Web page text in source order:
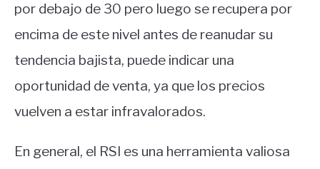
por debajo de 30 pero luego se recupera por
encima de este nivel antes de reanudar su
tendencia bajista, puede indicar una
oportunidad de venta, ya que los precios
vuelven a estar infravalorados.
En general, el RSI es una herramienta valiosa